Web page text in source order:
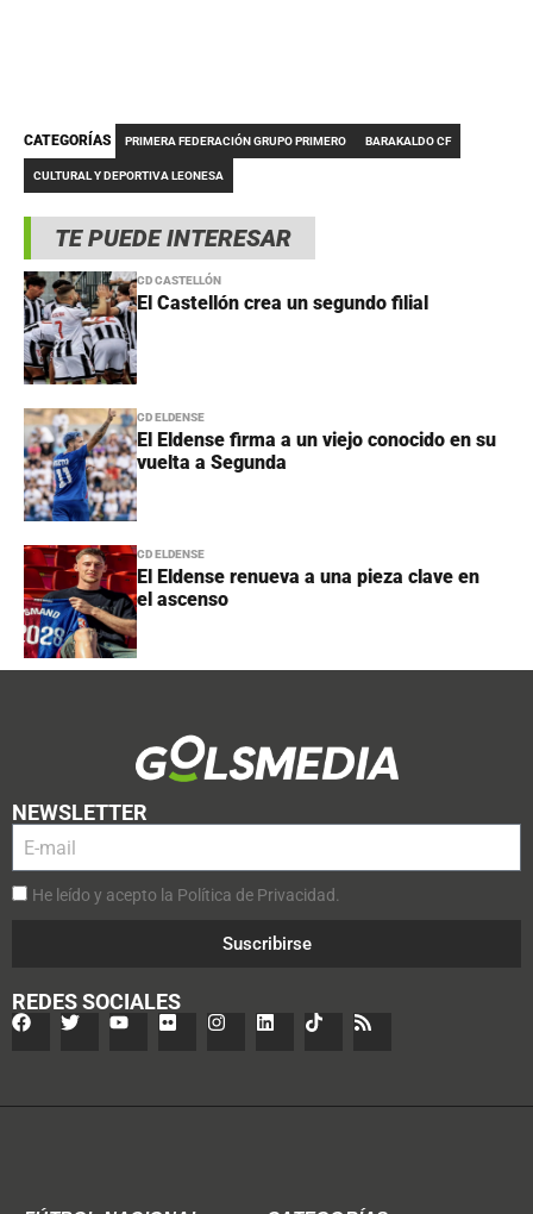
TE PUEDE INTERESAR
CD CASTELLÓN
El Castellón crea un segundo filial
CD ELDENSE
El Eldense firma a un viejo conocido en su
vuelta a Segunda
CD ELDENSE
El Eldense renueva a una pieza clave en
el ascenso
CATEGORÍAS PRIMERA FEDERACIÓN GRUPO PRIMERO BARAKALDO CF
CULTURAL Y DEPORTIVA LEONESA
NEWSLETTER
He leído y acepto la Política de Privacidad.
Suscribirse
REDES SOCIALES